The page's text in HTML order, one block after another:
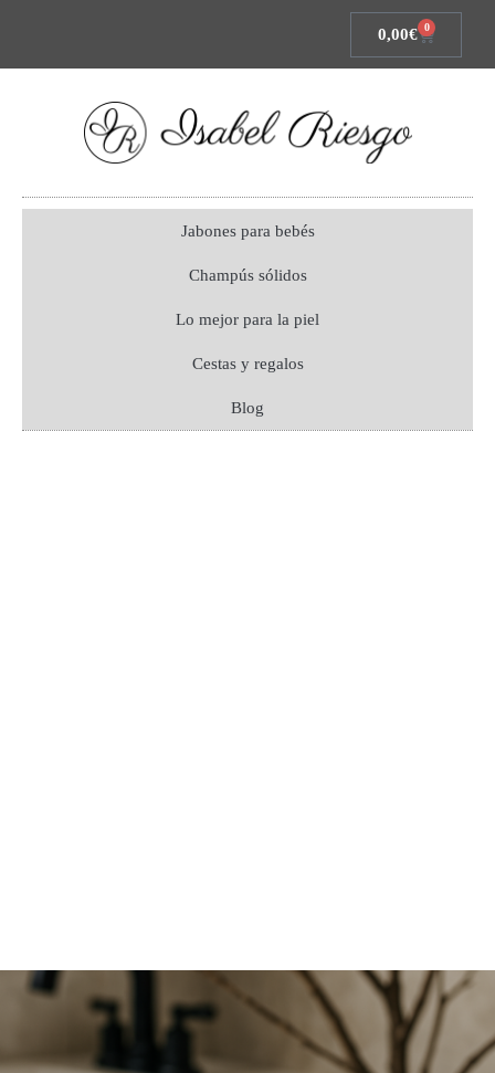
0,00€ 0
Jabones para bebés
Champús sólidos
Lo mejor para la piel
Cestas y regalos
Blog